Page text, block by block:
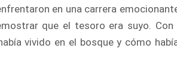
en una carrera
que el tesoro era suyo. Con
vivido en el bosque y cómo